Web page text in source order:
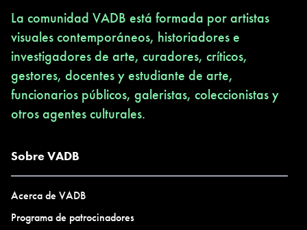
La comunidad VADB está formada por artistas
visuales contemporáneos, historiadores e
investigadores de arte, curadores, críticos,
gestores, docentes y estudiante de arte,
funcionarios públicos, galeristas, coleccionistas y
otros agentes culturales.
Sobre VADB
Acerca de VADB
Programa de patrocinadores